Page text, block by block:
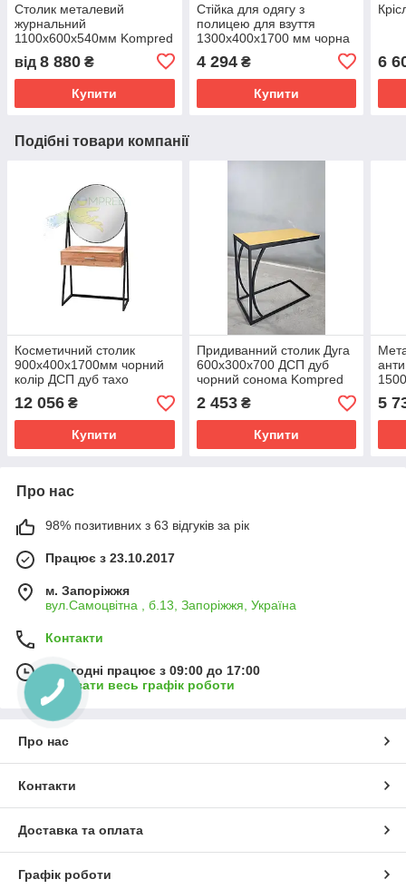
Столик металевий
журнальний
1100х600х540мм Kompred
від 8 880 ₴
Купити
Стійка для одягу з
полицею для взуття
1300х400х1700 мм чорна
Сітка Kompred OL935-014
4 294₴
Купити
6
Подібні товари компанії
Косметичний столик
900х400х1700мм чорний
колір ДСП дуб тахо
Kompred OL182/2
12 056 ₴
Купити
Придиванний столик Дуга
600х300х700 ДСП дуб
чорний сонома Kompred
OL207/2
2 453₴
Купити
5
Про нас
98% позитивних з 63 відгуків за рік
Працює з 23.10.2017
м. Запоріжжя
вул.Самоцвітна , б.13, Запоріжжя, Україна
Контакти
Сьогодні працює з 09:00 до 17:00
Показати весь графік роботи
Про нас
Контакти
Доставка та оплата
Графік роботи